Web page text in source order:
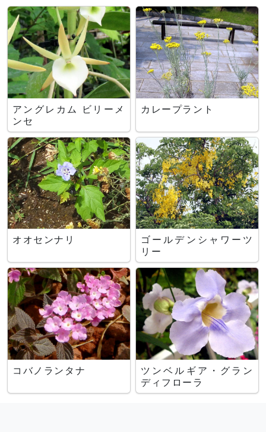
アングレカム ビリーメ
ンセ
カレープラント
オオセンナリ
ゴールデンシャワーツ
リー
コバノランタナ
ツンベルギア・グラン
ディフローラ